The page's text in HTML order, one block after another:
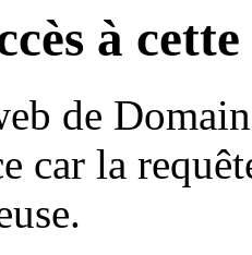
à
de
car la